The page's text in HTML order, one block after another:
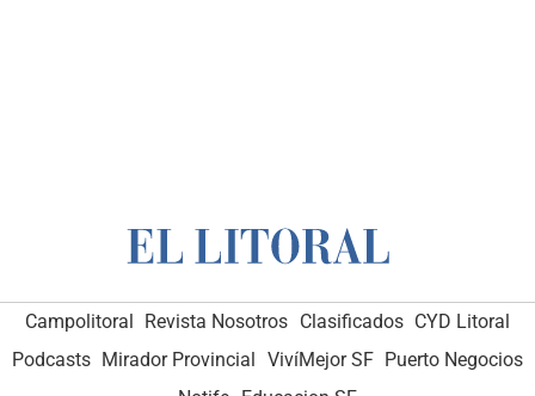
Campolitoral Revista Nosotros Clasificados CYD Litoral
Podcasts Mirador Provincial VivíMejor SF Puerto Negocios